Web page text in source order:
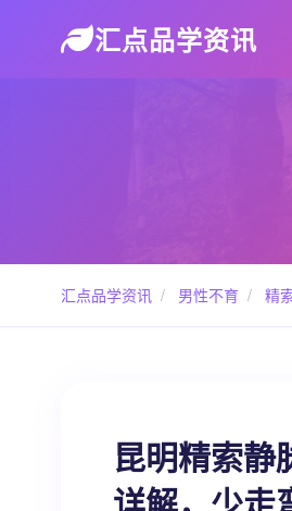
汇点品学资讯
汇点品学资讯 / 男性不育 / 精
昆明精索静